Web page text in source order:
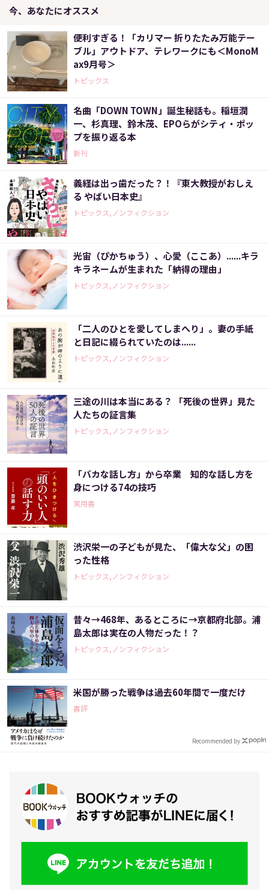
今、あなたにオススメ
便利すぎる！「カリマー 折りたたみ万能テー
ブル」アウトドア、テレワークにも＜MonoM
ax9月号＞
トピックス
名曲「DOWN TOWN」誕生秘話も。稲垣潤
一、杉真理、鈴木茂、EPOらがシティ・ポッ
プを振り返る本
新刊
義経は出っ歯だった？！『東大教授がおしえ
る やばい日本史』
トピックス,ノンフィクション
光宙（ぴかちゅう）、心愛（ここあ）......キラ
キラネームが生まれた「納得の理由」
トピックス,ノンフィクション
「二人のひとを愛してしまへり」。妻の手紙
と日記に綴られていたのは......
トピックス,ノンフィクション
三途の川は本当にある？ 「死後の世界」見た
人たちの証言集
トピックス,ノンフィクション
「バカな話し方」から卒業 知的な話し方を
身につける74の技巧
実用書
渋沢栄一の子どもが見た、「偉大な父」の困
った性格
トピックス,ノンフィクション
昔々→468年、あるところに→京都府北部。浦
島太郎は実在の人物だった！？
トピックス,ノンフィクション
米国が勝った戦争は過去60年間で一度だけ
書評
Recommended by